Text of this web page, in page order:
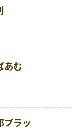
あむ
ブラッ